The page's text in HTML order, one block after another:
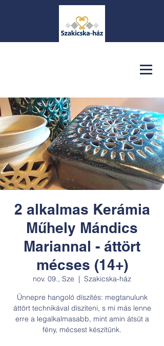
2 alkalmas Kerámia
Műhely Mándics
Mariannal - áttört
mécses (14+)
nov. 09., Sze
  |
Szakicska-ház
Ünnepre hangoló díszítés: megtanulunk
áttört technikával díszíteni, s mi más lenne
erre a legalkalmasabb, mint amin átsüt a
fény, mécsest készítünk.